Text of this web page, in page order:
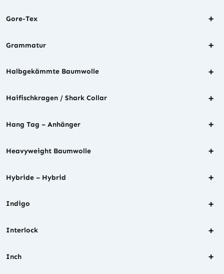
Gore-Tex +
Grammatur +
Halbgekämmte Baumwolle +
Haifischkragen / Shark Collar +
Hang Tag – Anhänger +
Heavyweight Baumwolle +
Hybride – Hybrid +
Indigo +
Interlock +
Inch +